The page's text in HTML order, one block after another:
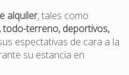
alquiler, tales como
todo-terreno, deportivos,
espectativas de cara a la
su estancia en